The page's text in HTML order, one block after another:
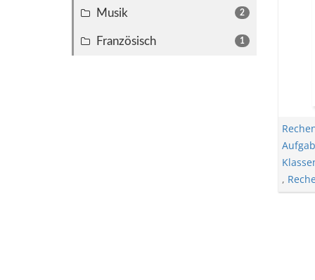
2
Musik
1
Französisch
,